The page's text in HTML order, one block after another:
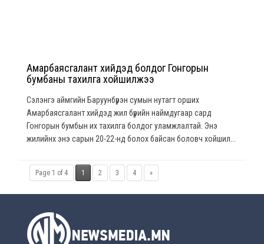
Амарбаясгалант хийдэд болдог Гонгорын
бумбаны тахилга хойшилжээ
Сэлэнгэ аймгийн Баруунбүрэн сумын нутагт орших
Амарбаясгалант хийдэд жил бүрийн наймдугаар сард
Гонгорын бумбын их тахилга болдог уламжлалтай. Энэ
жилийнх энэ сарын 20-22-нд болох байсан боловч хойшил...
Page 1 of 4 1 2 3 4 »